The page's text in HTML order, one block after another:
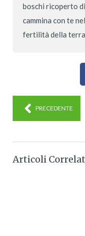
boschi ricoperto
cammina con te
fertilità della
PRECEDENTE
Articoli